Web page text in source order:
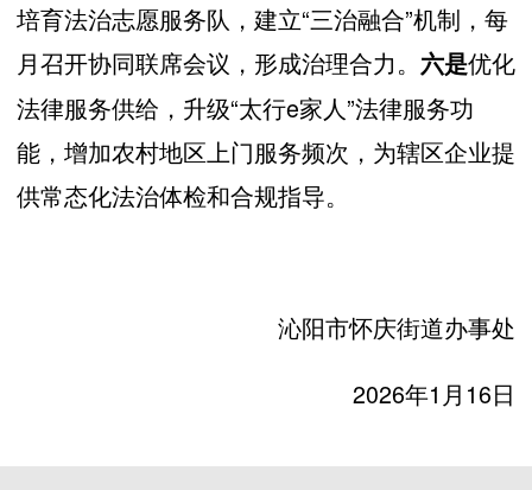
培育法治志愿服务队，建立“三治融合”机制，每
月召开协同联席会议，形成治理合力。 六是优化
法律服务供给，升级“太行e家人”法律服务功
能，增加农村地区上门服务频次，为辖区企业提
供常态化法治体检和合规指导。
沁阳市怀庆街道办事处
2026年1月16日